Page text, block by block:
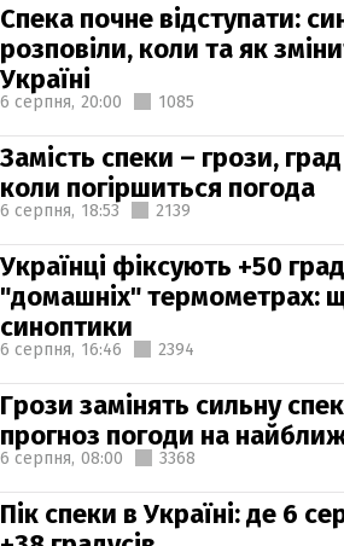
Спека почне відступати:
розповіли, коли та як
Україні
6 серпня, 20:00 1085
Замість спеки – грози,
коли погіршиться погода
6 серпня, 18:53 2139
Українці фіксують +50
"домашніх" термометрах:
синоптики
6 серпня, 16:46 2394
Грози замінять сильну
прогноз погоди на
6 серпня, 08:00 3368
Пік спеки в Україні: де 6